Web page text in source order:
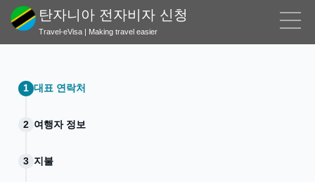
탄자니아 전자비자 신청
Travel-eVisa | Making travel easier
대표 연락처
여행자 정보
지불